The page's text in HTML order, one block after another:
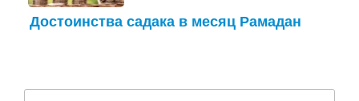
Достоинства садака в месяц Рамадан